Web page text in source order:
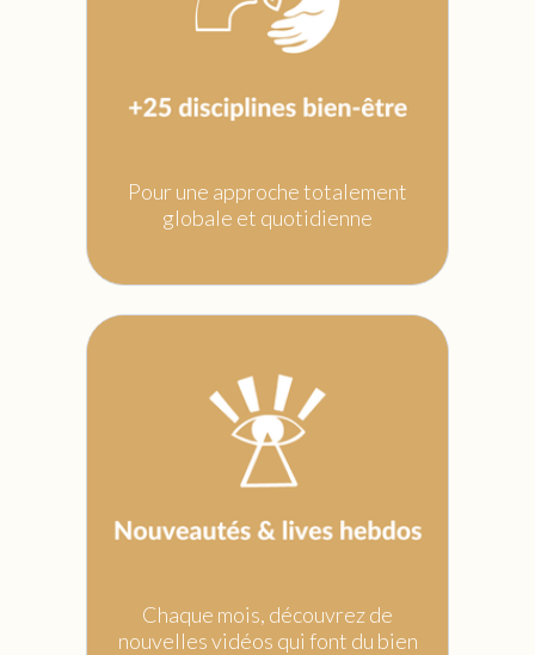
Pour une approche totalement
globale et quotidienne
Chaque mois, découvrez de
nouvelles vidéos qui font du bien